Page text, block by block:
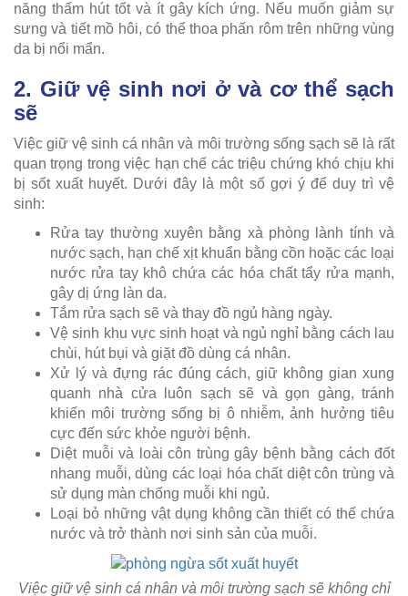
năng thấm hút tốt và ít gây kích ứng. Nếu muốn giảm sự
sưng và tiết mồ hôi, có thể thoa phấn rôm trên những vùng
da bị nổi mẩn.
2. Giữ vệ sinh nơi ở và cơ thể sạch
sẽ
Việc giữ vệ sinh cá nhân và môi trường sống sạch sẽ là rất
quan trọng trong việc hạn chế các triệu chứng khó chịu khi
bị sốt xuất huyết. Dưới đây là một số gợi ý để duy trì vệ
sinh:
Rửa tay thường xuyên bằng xà phòng lành tính và
nước sạch, hạn chế xịt khuẩn bằng cồn hoặc các loại
nước rửa tay khô chứa các hóa chất tẩy rửa mạnh,
gây dị ứng làn da.
Tắm rửa sạch sẽ và thay đồ ngủ hàng ngày.
Vệ sinh khu vực sinh hoạt và ngủ nghỉ bằng cách lau
chùi, hút bụi và giặt đồ dùng cá nhân.
Xử lý và đựng rác đúng cách, giữ không gian xung
quanh nhà cửa luôn sạch sẽ và gọn gàng, tránh
khiến môi trường sống bị ô nhiễm, ảnh hưởng tiêu
cực đến sức khỏe người bệnh.
Diệt muỗi và loài côn trùng gây bệnh bằng cách đốt
nhang muỗi, dùng các loại hóa chất diệt côn trùng và
sử dụng màn chống muỗi khi ngủ.
Loại bỏ những vật dụng không cần thiết có thể chứa
nước và trở thành nơi sinh sản của muỗi.
Việc giữ vệ sinh cá nhân và môi trường sạch sẽ không chỉ